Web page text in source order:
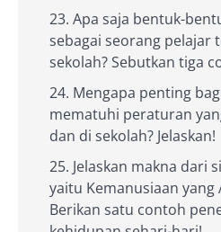
Apa saja bentuk-
sebagai seorang pelajar
sekolah? Sebutkan tiga
Mengapa penting
mematuhi peraturan
dan di sekolah? Jelaskan!
Jelaskan makna dari
yaitu Kemanusiaan yang
Berikan satu contoh